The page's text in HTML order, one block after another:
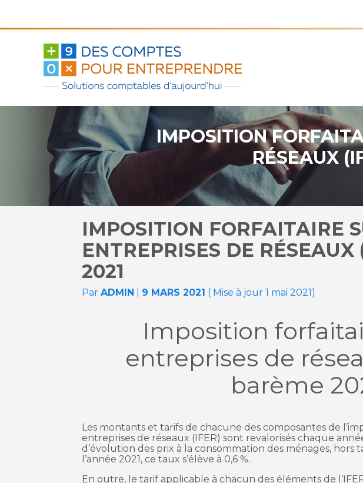
au
contenu
IMPOSITION
RÉSEAUX
IMPOSITION FORFAITAIRE
ENTREPRISES DE
2021
ParADMIN 9 MARS 2021 ( Mise à jour 1 mai 2021)
Imposition
entreprises de
barème
Les montants et tarifs de chacune des composantes de
entreprises de réseaux (IFER) sont revalorisés chaque
d’évolution des prix à la consommation des ménages, hors
l’année 2021, ce taux s’élève à 0,6 %.
En outre, le tarif applicable à chacun des éléments de